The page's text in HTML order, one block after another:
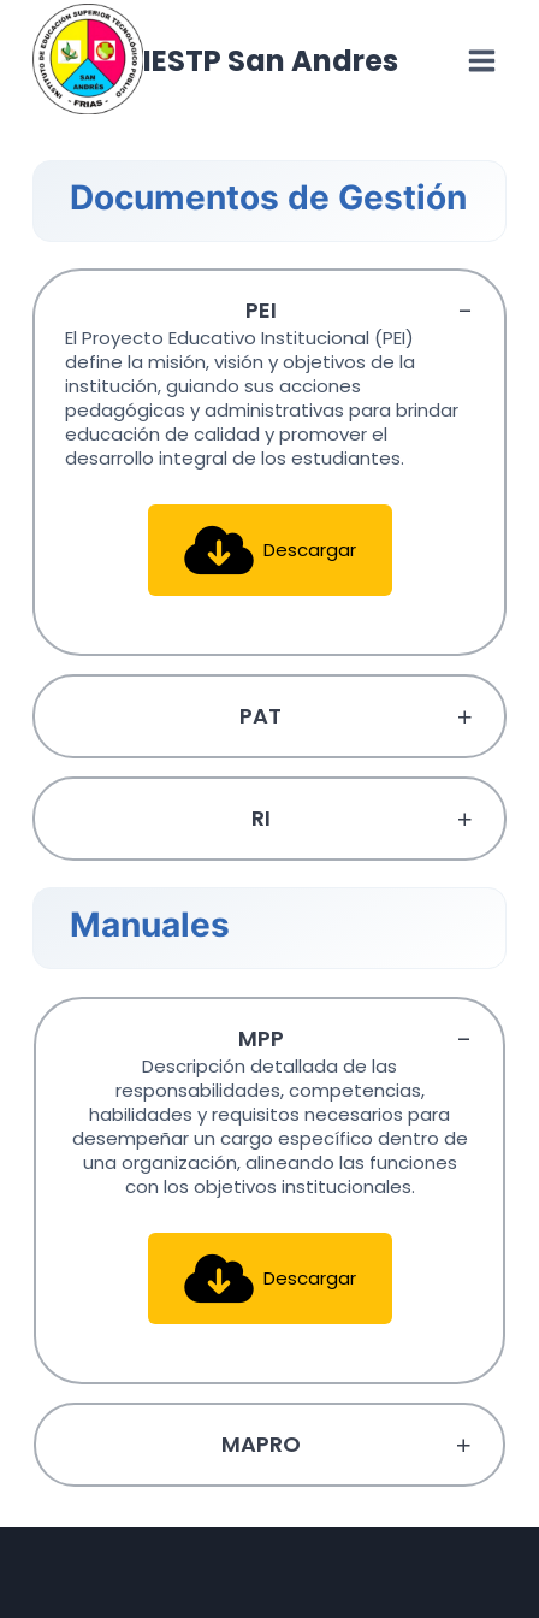
content
IESTP San Andres
Documentos de Gestión
PEI
El Proyecto Educativo Institucional (PEI)
define la misión, visión y objetivos de la
institución, guiando sus acciones
pedagógicas y administrativas para brindar
educación de calidad y promover el
desarrollo integral de los estudiantes.
Descargar
PAT
RI
Manuales
MPP
Descripción detallada de las
responsabilidades, competencias,
habilidades y requisitos necesarios para
desempeñar un cargo específico dentro de
una organización, alineando las funciones
con los objetivos institucionales.
Descargar
MAPRO